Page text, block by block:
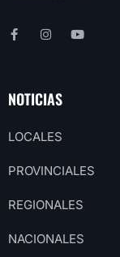
NOTICIAS
LOCALES
PROVINCIALES
REGIONALES
NACIONALES